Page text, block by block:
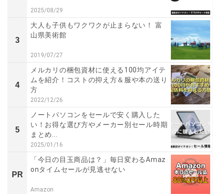
2025/08/29
3
大人も子供もワクワクが止まらない！ 富
山県美術館
2019/07/27
4
メルカリの梱包資材に使える100均アイテ
ムを紹介！コストの抑え方＆服や本の送り
方
2022/12/26
5
ノートパソコンをセールで安く購入した
い！お得な選び方やメーカー別セール時期
まとめ...
2025/01/16
PR
「今日の目玉商品は？」毎日変わるAmaz
onタイムセールが見逃せない
Amazon